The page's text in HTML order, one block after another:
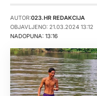
NADOPUNA: 13:16
AUTOR:023.HR REDAKCIJA
OBJAVLJENO: 21.03.2024 13:12